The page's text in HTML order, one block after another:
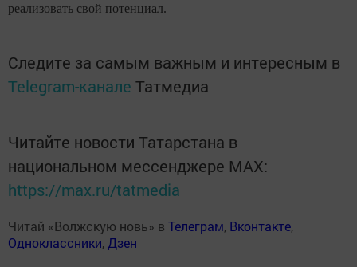
реализовать свой потенциал.
Следите за самым важным и интересным в
Telegram-канале Татмедиа
Читайте новости Татарстана в
национальном мессенджере MАХ:
https://max.ru/tatmedia
Читай «Волжскую новь» в Телеграм, Вконтакте,
Одноклассники,Дзен